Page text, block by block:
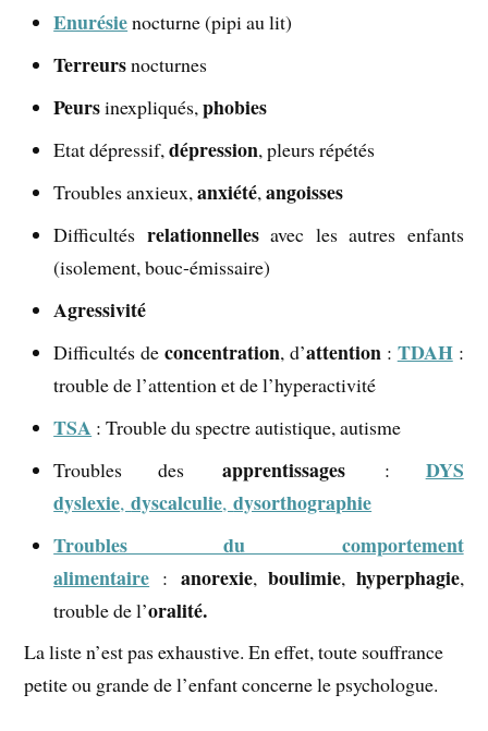
Enurésienocturne (pipi au lit)
Terreursnocturnes
Peursinexpliqués,phobies
Etat dépressif,dépression, pleurs répétés
Troubles anxieux,anxiété,angoisses
Difficultés relationnellesavec les autres enfants
(isolement, bouc-émissaire)
Agressivité
Difficultés de concentration, d’attention : TDAH:
trouble de l’attention et de l’hyperactivité
TSA : Trouble du spectre autistique, autisme
Troubles desapprentissages : DYS
dyslexie,dyscalculie,dysorthographie
Troubles du comportement
alimentaire : anorexie, boulimie, hyperphagie,
trouble de l’oralité.
La liste n’est pas exhaustive. En effet, toute souffrance
petite ou grande de l’enfant concerne le psychologue.